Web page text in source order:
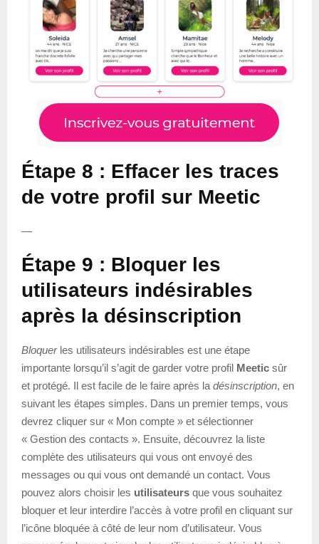
Étape 8 : Effacer les traces
de votre profil sur Meetic
—
Étape 9 : Bloquer les
utilisateurs indésirables
après la désinscription
Bloquerles utilisateurs indésirables est une étape
importante lorsqu’il s’agit de garder votre profil Meetic sûr
et protégé. Il est facile de le faire après la désinscription, en
suivant les étapes simples. Dans un premier temps, vous
devrez cliquer sur « Mon compte » et sélectionner
« Gestion des contacts ». Ensuite, découvrez la liste
complète des utilisateurs qui vous ont envoyé des
messages ou qui vous ont demandé un contact. Vous
pouvez alors choisir les utilisateurs que vous souhaitez
bloquer et leur interdire l’accès à votre profil en cliquant sur
l’icône bloquée à côté de leur nom d’utilisateur. Vous